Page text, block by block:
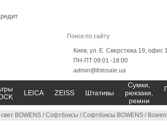
BOWENS /Софтбоксы /Софтбоксы BOWENS /
Киев, ул. Е. Сверстюка 19, офис
ПН-ПТ 09:01 -18:00
admin@fotosale.ua
LEICA ZEISS Штативы
Сумки,
рюкзаки,
ремни